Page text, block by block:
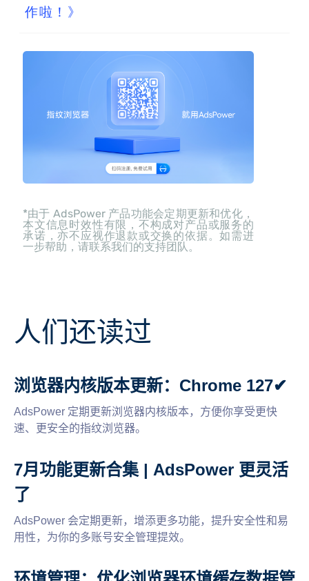
作啦！》
*由于 AdsPower 产品功能会定期更新和优化，
本文信息时效性有限，不构成对产品或服务的
承诺，亦不应视作退款或交换的依据。如需进
一步帮助，请联系我们的支持团队。
人们还读过
浏览器内核版本更新：Chrome 127✔
AdsPower 定期更新浏览器内核版本，方便你享受更快
速、更安全的指纹浏览器。
7月功能更新合集 | AdsPower 更灵活
了
AdsPower 会定期更新，增添更多功能，提升安全性和易
用性，为你的多账号安全管理提效。